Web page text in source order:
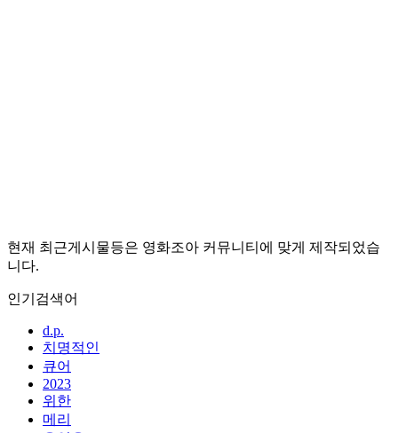
현재 최근게시물등은 영화조아 커뮤니티에 맞게 제작되었습
니다.
인기검색어
d.p.
치명적인
큐어
2023
위한
메리